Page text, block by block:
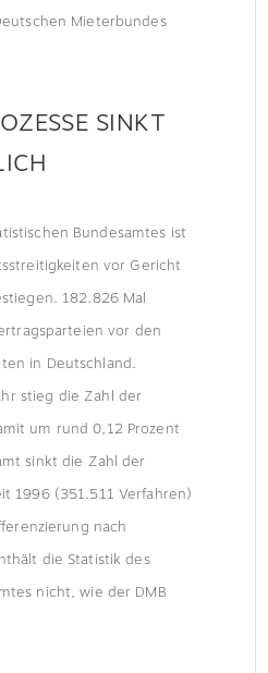
Mieterbundes
SINKT
Bundesamtes ist
vor Gericht
182.826 Mal
vor den
in Deutschland.
stieg die Zahl der
um rund 0,12 Prozent
sinkt die Zahl der
1996 (351.511 Verfahren)
nach
die Statistik des
nicht, wie der DMB